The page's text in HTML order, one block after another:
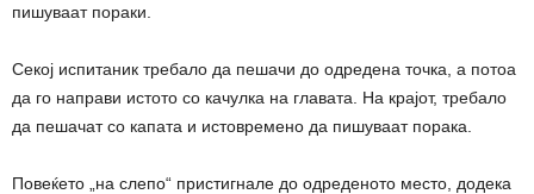
пишуваат пораки.
Секој испитаник требало да пешачи до одредена точка, а потоа
да го направи истото со качулка на главата. На крајот, требало
да пешачат со капата и истовремено да пишуваат порака.
Повеќето „на слепо“ пристигнале до одреденото место, додека